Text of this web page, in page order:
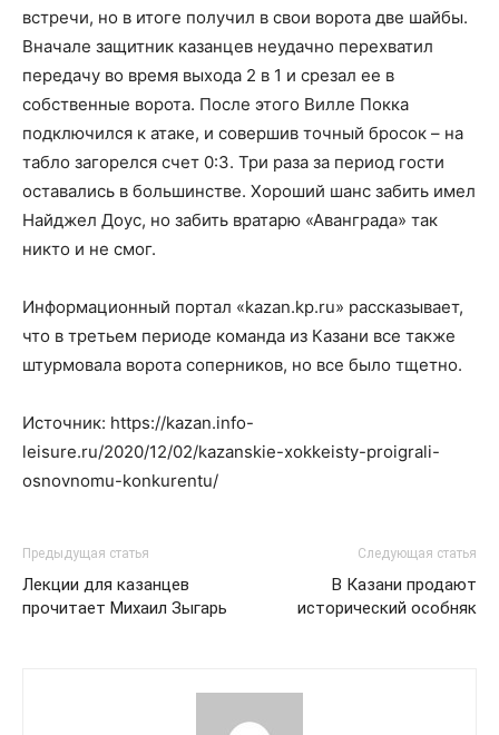
встречи, но в итоге получил в свои ворота две шайбы.
Вначале защитник казанцев неудачно перехватил
передачу во время выхода 2 в 1 и срезал ее в
собственные ворота. После этого Вилле Покка
подключился к атаке, и совершив точный бросок – на
табло загорелся счет 0:3. Три раза за период гости
оставались в большинстве. Хороший шанс забить имел
Найджел Доус, но забить вратарю «Аванграда» так
никто и не смог.
Информационный портал «kazan.kp.ru» рассказывает,
что в третьем периоде команда из Казани все также
штурмовала ворота соперников, но все было тщетно.
Источник: https://kazan.info-
leisure.ru/2020/12/02/kazanskie-xokkeisty-proigrali-
osnovnomu-konkurentu/
Предыдущая статья
Лекции для казанцев
прочитает Михаил Зыгарь
Следующая статья
В Казани продают
исторический особняк